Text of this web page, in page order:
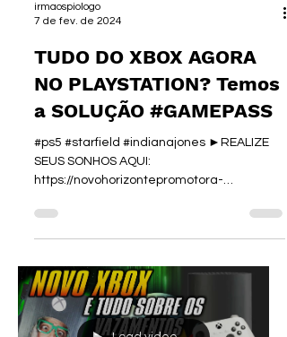
irmaospiologo
7 de fev. de 2024
TUDO DO XBOX AGORA
NO PLAYSTATION? Temos
a SOLUÇÃO #GAMEPASS
#ps5 #starfield #indianajones ►REALIZE
SEUS SONHOS AQUI:
https://novohorizontepromotora-
FGTS aqui...